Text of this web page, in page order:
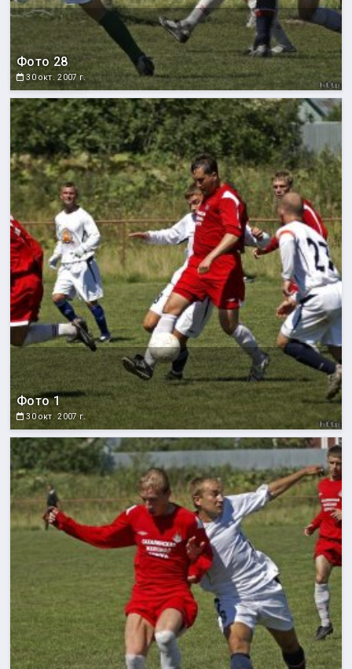
Фото 28
30 окт. 2007 г.
Фото 1
30 окт. 2007 г.